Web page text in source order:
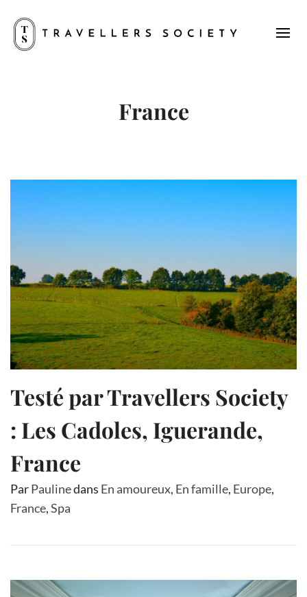
France
Testé par Travellers Society
: Les Cadoles, Iguerande,
France
ParPaulinedans En amoureux, En famille, Europe,
France,Spa